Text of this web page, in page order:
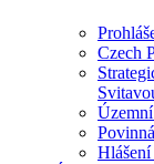
Czech
Hlášení